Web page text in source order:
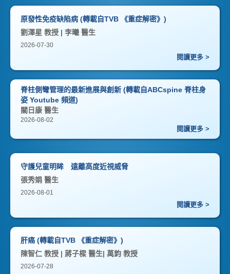
原發性免疫缺陷病 (轉載自TVB 《重症解密》)
劉澤星 教授 | 李曦 醫生
2026-07-30
閱讀更多 >
脊柱側彎管理的最新進展與創新 (轉載自ABCspine 脊柱身
姿 Youtube 頻道)
關日康 醫生
2026-08-02
閱讀更多 >
守護兒童明眸 遠離高度近視威脅
張秀娟 醫生
2026-08-01
閱讀更多 >
肝癌 (轉載自TVB 《重症解密》)
陳智仁 教授 | 蔣子樑 醫生| 萬鈞 教授
2026-07-28